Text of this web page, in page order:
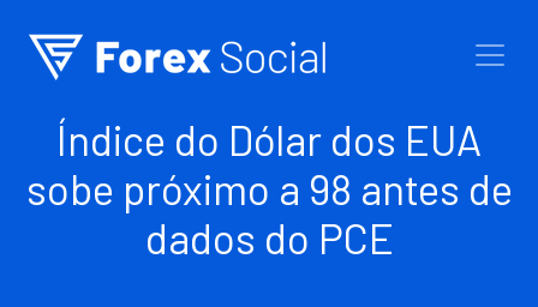
Índice do Dólar dos EUA
sobe próximo a 98 antes de
dados do PCE